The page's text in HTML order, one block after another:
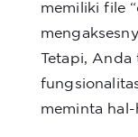
memiliki file
Tetapi,
meminta